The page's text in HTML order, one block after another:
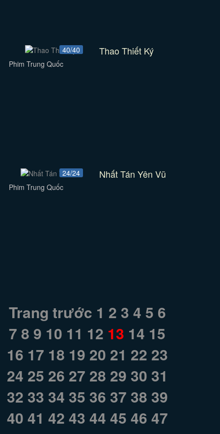
40/40 Thao Thiết Ký
Phim Trung Quốc
24/24 Nhất Tán Yên Vũ
Phim Trung Quốc
Trang trước 1 2 3 4 5 6
7 8 9 10 11 12 13 14 15
16 17 18 19 20 21 22 23
24 25 26 27 28 29 30 31
32 33 34 35 36 37 38 39
40 41 42 43 44 45 46 47